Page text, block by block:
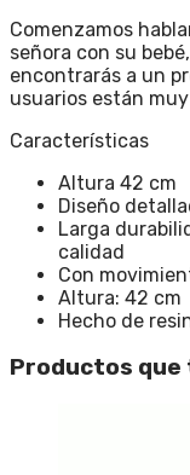
Comenzamos
señora con su
encontrarás a un
usuarios están
Características
Altura 42 cm
Diseño
Larga
calidad
Con
Altura: 42 cm
Hecho de
Productos que